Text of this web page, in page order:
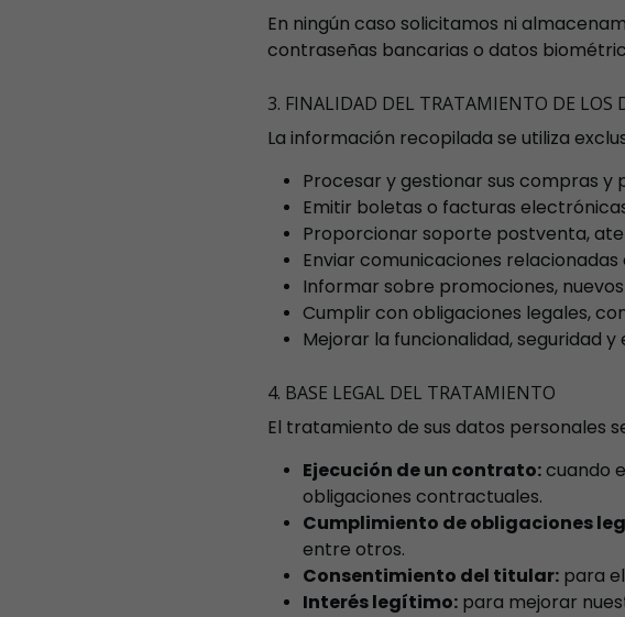
En ningún caso solicitamos ni
contraseñas bancarias o datos
3. FINALIDAD DEL TRATAMIENTO DE LOS
La información recopilada se utiliza
Procesar y gestionar sus compras y
Emitir boletas o facturas
Proporcionar soporte postventa,
Enviar comunicaciones
Informar sobre promociones,
Cumplir con obligaciones legales,
Mejorar la funcionalidad, seguridad
4. BASE LEGAL DEL TRATAMIENTO
El tratamiento de sus datos personales
Ejecución de un contrato:cuando
obligaciones contractuales.
Cumplimiento de obligaciones
entre otros.
Consentimiento del titular:para el
Interés legítimo:para mejorar